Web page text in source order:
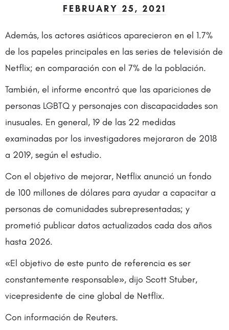
FEBRUARY 25, 2021
Además, los actores asiáticos aparecieron en el 1.7%
de los papeles principales en las series de televisión de
Netflix; en comparación con el 7% de la población.
También, el informe encontró que las apariciones de
personas LGBTQ y personajes con discapacidades son
inusuales. En general, 19 de las 22 medidas
examinadas por los investigadores mejoraron de 2018
a 2019, según el estudio.
Con el objetivo de mejorar, Netflix anunció un fondo
de 100 millones de dólares para ayudar a capacitar a
personas de comunidades subrepresentadas; y
prometió publicar datos actualizados cada dos años
hasta 2026.
«El objetivo de este punto de referencia es ser
constantemente responsable», dijo Scott Stuber,
vicepresidente de cine global de Netflix.
Con información de Reuters.